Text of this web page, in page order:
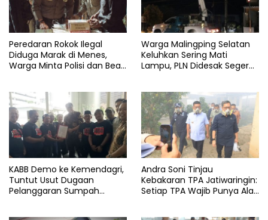
Politisi
Ri
Peredaran Rokok Ilegal
Diduga Marak di Menes,
Warga Minta Polisi dan Bea
Warga Malingping Selatan
Keluhkan Sering Mati
Lampu, PLN Didesak Segera
KABB Demo ke Kemendagri,
Tuntut Usut Dugaan
Pelanggaran Sumpah
Andra Soni Tinjau
Kebakaran TPA Jatiwaringin:
Setiap TPA Wajib Punya Alat